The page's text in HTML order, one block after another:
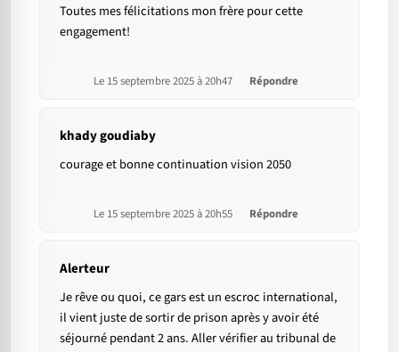
Toutes mes félicitations mon frère pour cette
engagement!
Le 15 septembre 2025 à 20h47 Répondre
khady goudiaby
courage et bonne continuation vision 2050
Le 15 septembre 2025 à 20h55 Répondre
Alerteur
Je rêve ou quoi, ce gars est un escroc international,
il vient juste de sortir de prison après y avoir été
séjourné pendant 2 ans. Aller vérifier au tribunal de